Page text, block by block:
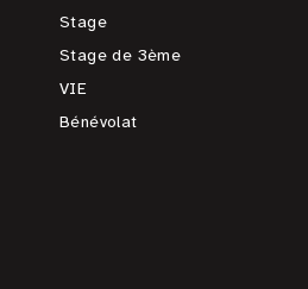
Stage
Stage de 3ème
VIE
Bénévolat